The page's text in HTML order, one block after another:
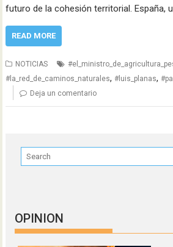
futuro de la cohesión territorial. España,
READ MORE
NOTICIAS
#la_red_de_caminos_naturales,#luis_planas,
Deja un comentario
OPINION